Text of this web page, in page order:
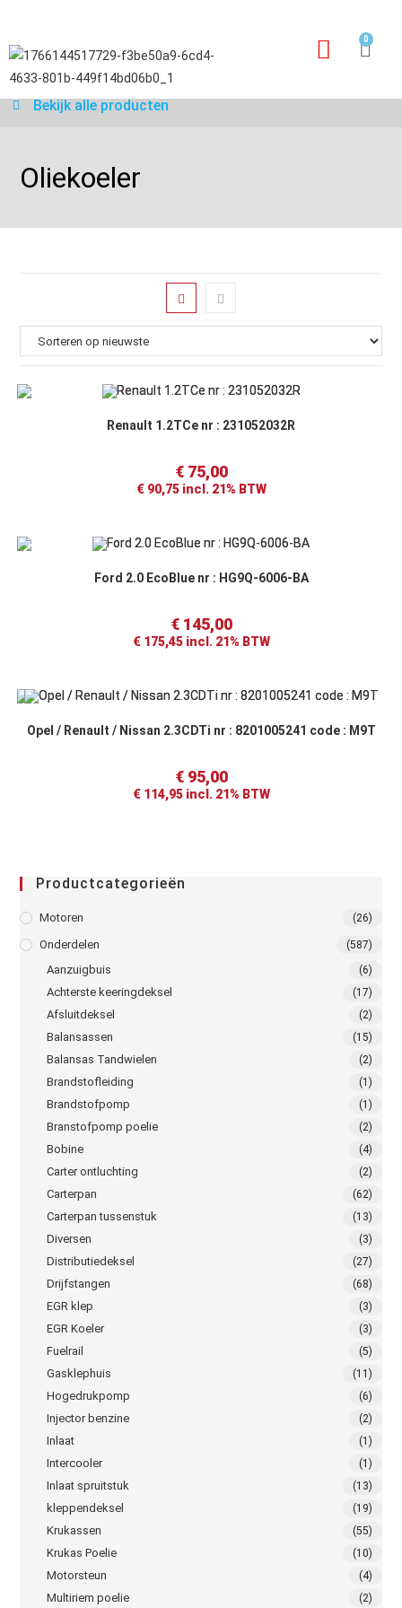
0
Bekijk alle producten
Oliekoeler
Renault 1.2TCe nr : 231052032R
€75,00
€90,75incl. 21% BTW
Ford 2.0 EcoBlue nr : HG9Q-6006-BA
€145,00
€175,45incl. 21% BTW
Opel / Renault / Nissan 2.3CDTi nr : 8201005241 code : M9T
€95,00
€114,95incl. 21% BTW
Productcategorieën
Motoren (26)
Onderdelen (587)
Aanzuigbuis (6)
Achterste keeringdeksel (17)
Afsluitdeksel (2)
Balansassen (15)
Balansas Tandwielen (2)
Brandstofleiding (1)
Brandstofpomp (1)
Branstofpomp poelie (2)
Bobine (4)
Carter ontluchting (2)
Carterpan (62)
Carterpan tussenstuk (13)
Diversen (3)
Distributiedeksel (27)
Drijfstangen (68)
EGR klep (3)
EGR Koeler (3)
Fuelrail (5)
Gasklephuis (11)
Hogedrukpomp (6)
Injector benzine (2)
Inlaat (1)
Intercooler (1)
Inlaat spruitstuk (13)
kleppendeksel (19)
Krukassen (55)
Krukas Poelie (10)
Motorsteun (4)
Multiriem poelie (2)